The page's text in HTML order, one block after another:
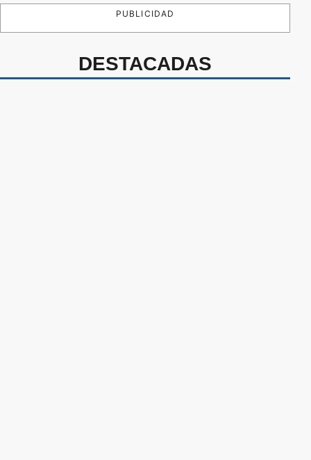
PUBLICIDAD
DESTACADAS